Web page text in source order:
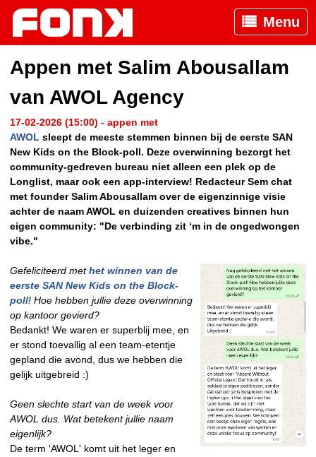
Menu
Appen met Salim Abousallam
van AWOL Agency
17-02-2026 (15:00) - appen met
AWOL sleept de meeste stemmen binnen bij de eerste SAN
New Kids on the Block-poll. Deze overwinning bezorgt het
community-gedreven bureau niet alleen een plek op de
Longlist, maar ook een app-interview! Redacteur Sem chat
met founder Salim Abousallam over de eigenzinnige visie
achter de naam AWOL en duizenden creatives binnen hun
eigen community: "De verbinding zit ‘m in de ongedwongen
vibe."
Gefeliciteerd methet winnen van de
eerste SAN New Kids on the Block-
poll! Hoe hebben jullie deze overwinning
op kantoor gevierd?
Bedankt! We waren er superblij mee, en
er stond toevallig al een team-etentje
gepland die avond, dus we hebben die
gelijk uitgebreid :)
Geen slechte start van de week voor
AWOL dus. Wat betekent jullie naam
eigenlijk?
De term 'AWOL' komt uit het leger en